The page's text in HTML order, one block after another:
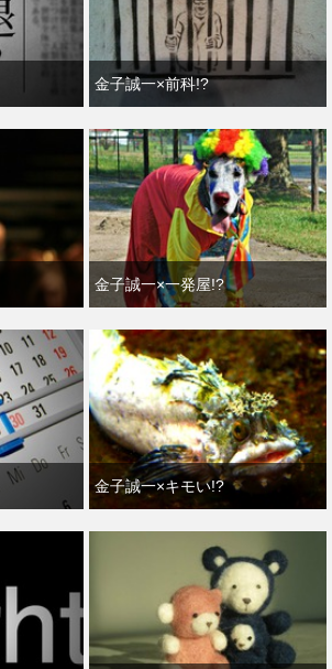
金子誠一×前科!?
金子誠一×一発屋!?
金子誠一×キモい!?